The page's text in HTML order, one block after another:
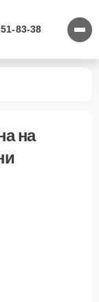
83-38
на